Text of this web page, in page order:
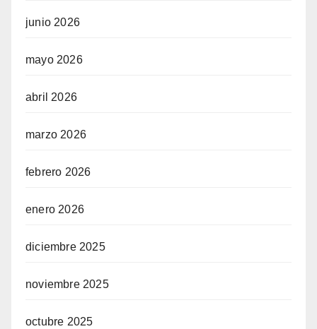
junio 2026
mayo 2026
abril 2026
marzo 2026
febrero 2026
enero 2026
diciembre 2025
noviembre 2025
octubre 2025